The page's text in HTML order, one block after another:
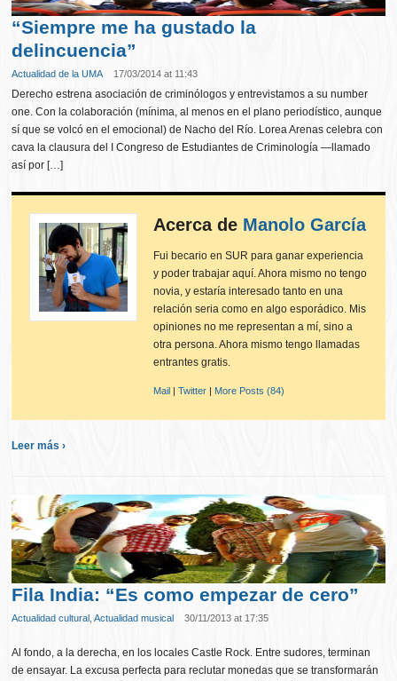
“Siempre me ha gustado la
delincuencia”
Actualidad de la UMA 17/03/2014 at 11:43
Derecho estrena asociación de criminólogos y entrevistamos a su number
one. Con la colaboración (mínima, al menos en el plano periodístico, aunque
sí que se volcó en el emocional) de Nacho del Río. Lorea Arenas celebra con
cava la clausura del I Congreso de Estudiantes de Criminología —llamado
así por […]
Acerca de Manolo García
Fui becario en SUR para ganar experiencia
y poder trabajar aquí. Ahora mismo no tengo
novia, y estaría interesado tanto en una
relación seria como en algo esporádico. Mis
opiniones no me representan a mí, sino a
otra persona. Ahora mismo tengo llamadas
entrantes gratis.
Mail |Twitter | More Posts (84)
Leer más ›
Fila India: “Es como empezar de cero”
Actualidad cultural ,Actualidad musical 30/11/2013 at 17:35
Al fondo, a la derecha, en los locales Castle Rock. Entre sudores, terminan
de ensayar. La excusa perfecta para reclutar monedas que se transformarán